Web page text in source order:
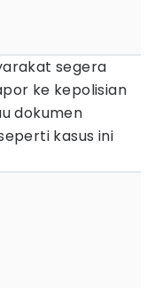
segera
ke kepolisian
dokumen
kasus ini